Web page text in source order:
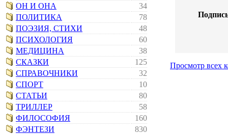
ОН И ОНА
34
ПОЛИТИКА
78
ПОЭЗИЯ, СТИХИ
48
ПСИХОЛОГИЯ
60
МЕДИЦИНА
38
СКАЗКИ
125
СПРАВОЧНИКИ
32
СПОРТ
10
СТАТЬИ
80
ТРИЛЛЕР
58
ФИЛОСОФИЯ
160
ФЭНТЕЗИ
830
Просмотр всех